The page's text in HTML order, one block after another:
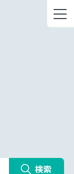
検索